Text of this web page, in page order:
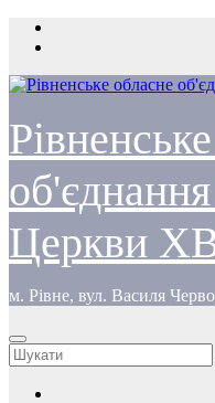
Перейти
Церкви
м. Рівне, вул. Василя